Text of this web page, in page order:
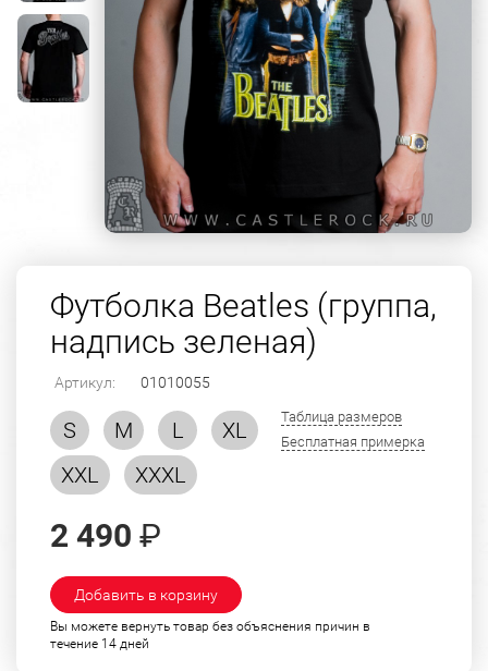
Футболка Beatles (группа,
надпись зеленая)
Артикул: 01010055
S M L
XL
XXL
XXXL
Таблица размеров
Бесплатная примерка
2 490 ₽
Добавить в корзину
Вы можете вернуть товар без объяснения причин в
течение 14 дней